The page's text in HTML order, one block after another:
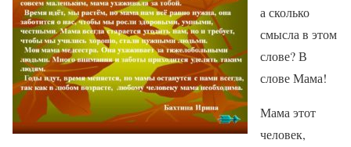
а сколько
смысла в этом
слове? В
слове Мама!
Мама этот
человек,